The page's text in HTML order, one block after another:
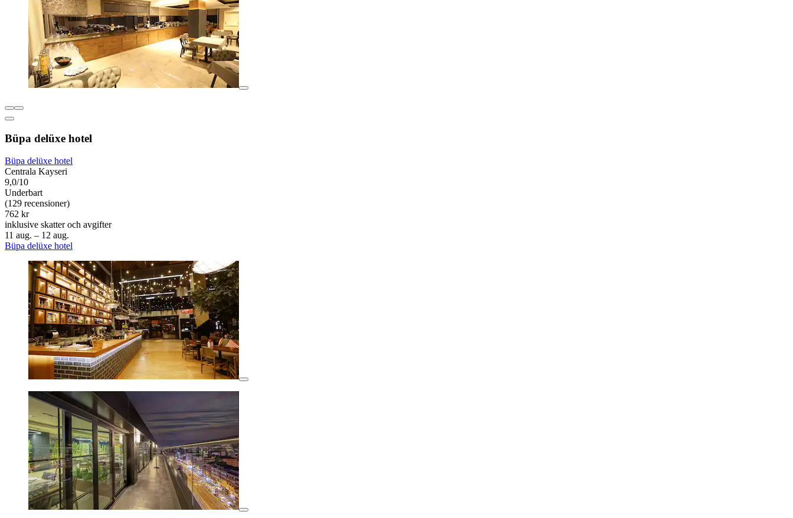
Büpa delüxe hotel
Büpa delüxe hotel
Centrala Kayseri
9,0/10
Underbart
(129 recensioner)
762 kr
inklusive skatter och avgifter
11 aug. – 12 aug.
Büpa delüxe hotel